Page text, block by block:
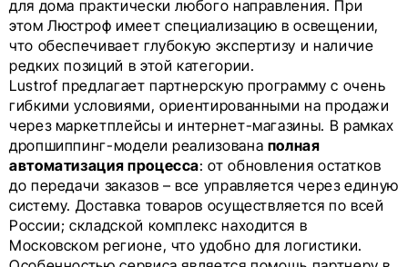
для дома практически любого направления. При
этом Люстроф имеет специализацию в освещении,
что обеспечивает глубокую экспертизу и наличие
редких позиций в этой категории.
Lustrof предлагает партнерскую программу с очень
гибкими условиями, ориентированными на продажи
через маркетплейсы и интернет-магазины. В рамках
дропшиппинг-модели реализована полная
автоматизация процесса: от обновления остатков
до передачи заказов – все управляется через единую
систему. Доставка товаров осуществляется по всей
России; складской комплекс находится в
Московском регионе, что удобно для логистики.